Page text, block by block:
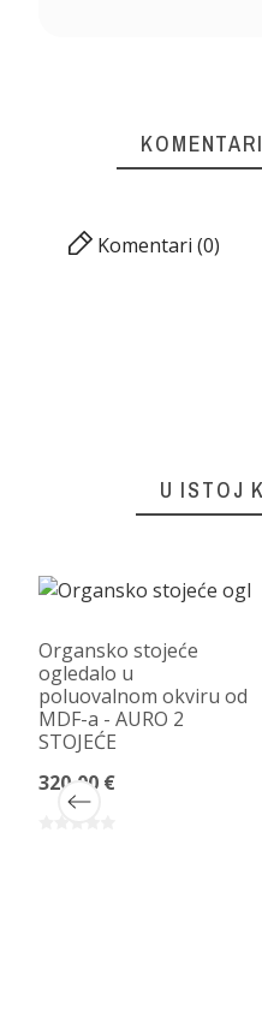
Komentari (0)
U ISTOJ
Organsko stojeće
ogledalo u
poluovalnom okviru od
MDF-a - AURO 2
STOJEĆE
320,00 €